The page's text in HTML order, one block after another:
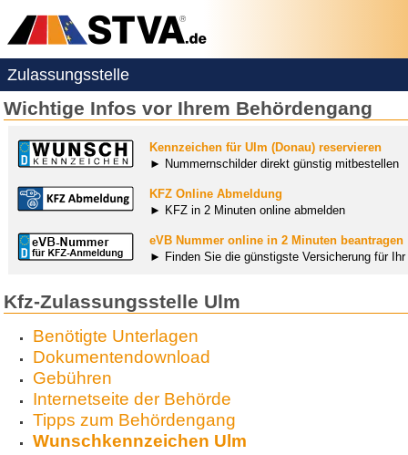
Zulassungsstelle
Wichtige Infos vor Ihrem Behördengang
Kennzeichen für Ulm (Donau) reservieren
► Nummernschilder direkt günstig mitbestellen
KFZ Online Abmeldung
► KFZ in 2 Minuten online abmelden
eVB Nummer online in 2 Minuten beantragen
► Finden Sie die günstigste Versicherung für
Kfz-Zulassungsstelle Ulm
Benötigte Unterlagen
Dokumentendownload
Gebühren
Internetseite der Behörde
Tipps zum Behördengang
Wunschkennzeichen Ulm